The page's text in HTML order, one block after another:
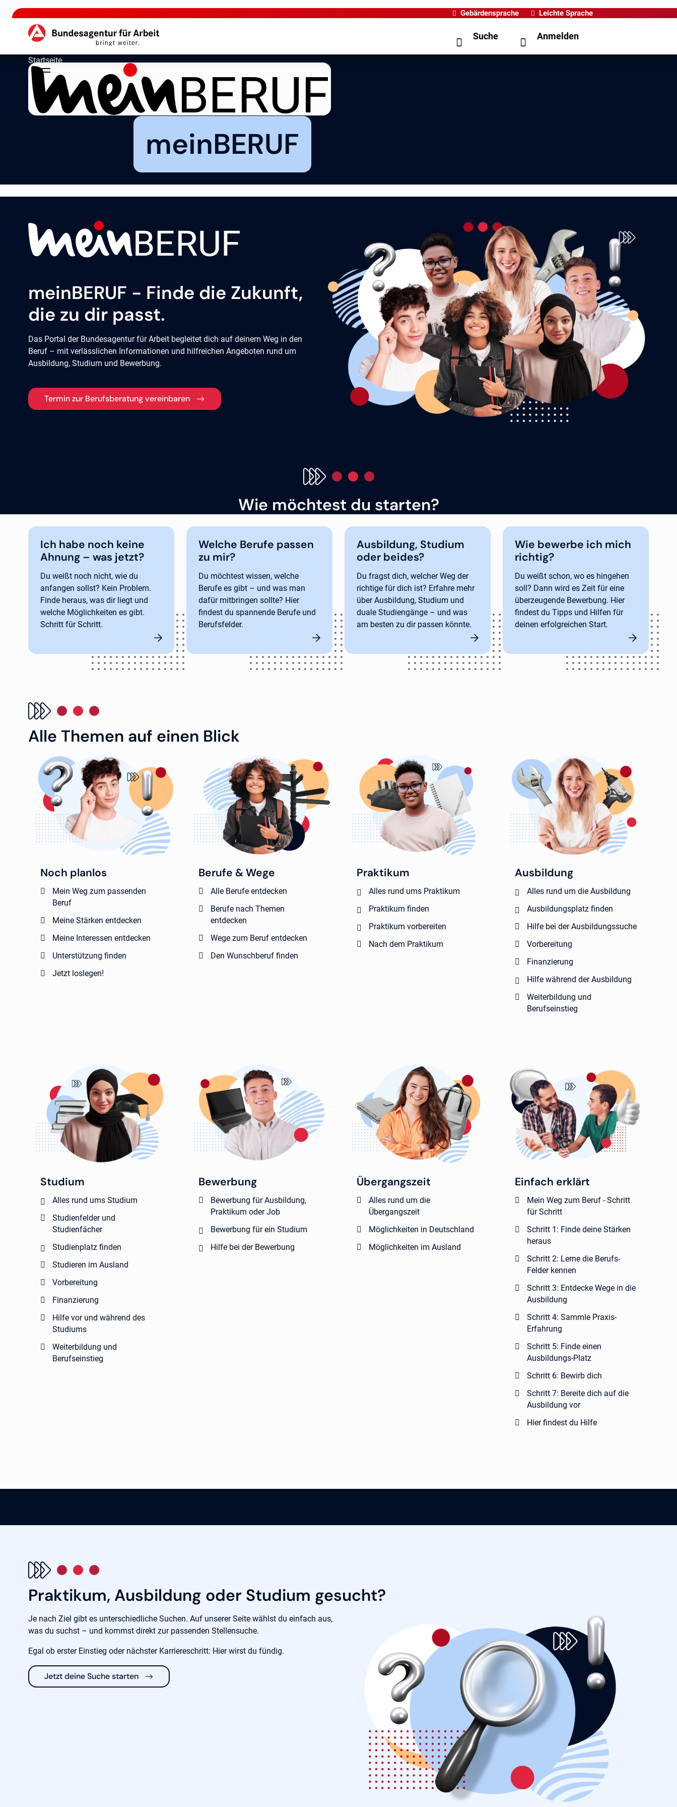
zu den Hauptinhalten springen
Gebärdensprache Leichte Sprache
Hauptnavigation Suche Anmelden
Startseite
meinBERUF
meinBERUF - Finde die Zukunft,
die zu dir passt.
Das Portal der Bundesagentur für Arbeit begleitet dich auf deinem Weg in den
Beruf – mit verlässlichen Informationen und hilfreichen Angeboten rund um
Ausbildung, Studium und Bewerbung.
Termin zur Berufsberatung vereinbaren
Wie möchtest du starten?
Ich habe noch keine
Ahnung – was jetzt?
Du weißt noch nicht, wie du
anfangen sollst? Kein Problem.
Finde heraus, was dir liegt und
welche Möglichkeiten es gibt.
Schritt für Schritt.
Welche Berufe passen
zu mir?
Du möchtest wissen, welche
Berufe es gibt – und was man
dafür mitbringen sollte? Hier
findest du spannende Berufe und
Berufsfelder.
Ausbildung, Studium
oder beides?
Du fragst dich, welcher Weg der
richtige für dich ist? Erfahre mehr
über Ausbildung, Studium und
duale Studiengänge – und was
am besten zu dir passen könnte.
Wie bewerbe ich mich
richtig?
Du weißt schon, wo es hingehen
soll? Dann wird es Zeit für eine
überzeugende Bewerbung. Hier
findest du Tipps und Hilfen für
deinen erfolgreichen Start.
Alle Themen auf einen Blick
Noch planlos
Mein Weg zum passenden
Beruf
Meine Stärken entdecken
Meine Interessen entdecken
Unterstützung finden
Jetzt loslegen!
Berufe & Wege
Alle Berufe entdecken
Berufe nach Themen
entdecken
Wege zum Beruf entdecken
Den Wunschberuf finden
Praktikum
Alles rund ums Praktikum
Praktikum finden
Praktikum vorbereiten
Nach dem Praktikum
Ausbildung
Alles rund um die Ausbildung
Ausbildungsplatz finden
Hilfe bei der Ausbildungssuche
Vorbereitung
Finanzierung
Hilfe während der Ausbildung
Weiterbildung und
Berufseinstieg
Studium
Alles rund ums Studium
Studienfelder und
Studienfächer
Studienplatz finden
Studieren im Ausland
Vorbereitung
Finanzierung
Hilfe vor und während des
Studiums
Weiterbildung und
Berufseinstieg
Bewerbung
Bewerbung für Ausbildung,
Praktikum oder Job
Bewerbung für ein Studium
Hilfe bei der Bewerbung
Übergangszeit
Alles rund um die
Übergangszeit
Möglichkeiten in Deutschland
Möglichkeiten im Ausland
Einfach erklärt
Mein Weg zum Beruf - Schritt
für Schritt
Schritt 1: Finde deine Stärken
heraus
Schritt 2: Lerne die Berufs-
Felder kennen
Schritt 3: Entdecke Wege in die
Ausbildung
Schritt 4: Sammle Praxis-
Erfahrung
Schritt 5: Finde einen
Ausbildungs-Platz
Schritt 6: Bewirb dich
Schritt 7: Bereite dich auf die
Ausbildung vor
Hier findest du Hilfe
Praktikum, Ausbildung oder Studium gesucht?
Je nach Ziel gibt es unterschiedliche Suchen. Auf unserer Seite wählst du einfach aus,
was du suchst – und kommst direkt zur passenden Stellensuche.
Egal ob erster Einstieg oder nächster Karriereschritt: Hier wirst du fündig.
Jetzt deine Suche starten